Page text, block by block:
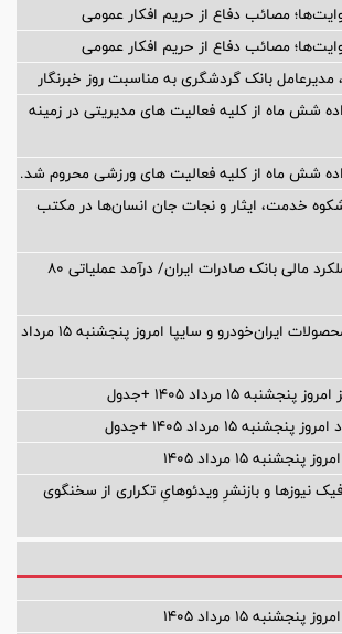
مصائب دفاع از حریم افکار عمومی
مصائب دفاع از حریم افکار عمومی
مدیرعامل بانک گردشگری به مناسبت روز خبرنگار
شش ماه از کلیه فعالیت های مدیریتی در زمینه
شش ماه از کلیه فعالیت های ورزشی محروم شد.
خدمت، ایثار و نجات جان انسان‌ها در مکتب
تغییر مثبت در عملکرد مالی بانک صادرات ایران/ درآمد عملیاتی 80
تغییر تند قیمت محصولات ایران‌خودرو و سایپا امروز پنجشنبه ۱۵ مرداد
۱۵ مرداد ۱۴۰۵ +جدول
۱۵ مرداد ۱۴۰۵ +جدول
۱۵ مرداد ۱۴۰۵
نیوزها و بازنشرِ ویدئوهایِ تکراری از سخنگوی
۱۵ مرداد ۱۴۰۵